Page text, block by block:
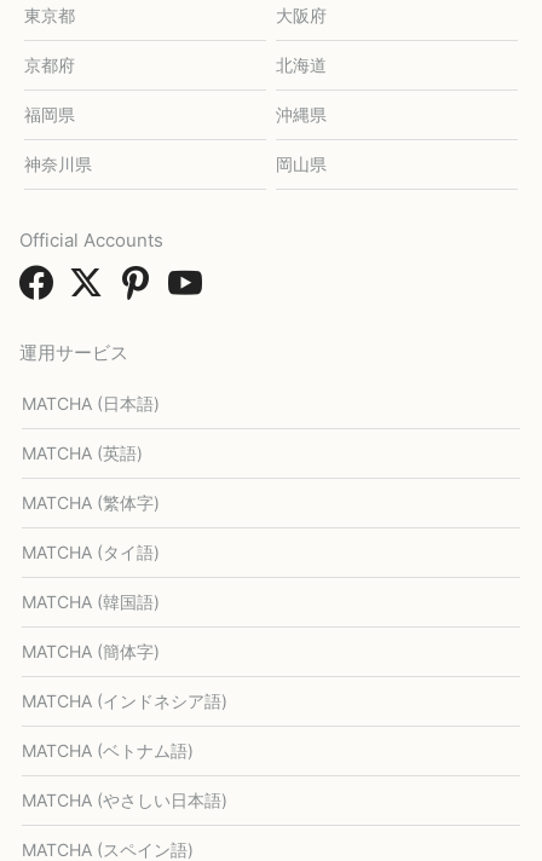
東京都 大阪府
京都府 北海道
福岡県 沖縄県
神奈川県 岡山県
運用サービス
MATCHA (日本語)
MATCHA (英語)
MATCHA (繁体字)
MATCHA (タイ語)
MATCHA (韓国語)
MATCHA (簡体字)
MATCHA (インドネシア語)
MATCHA (ベトナム語)
MATCHA (やさしい日本語)
MATCHA (スペイン語)
Official Accounts